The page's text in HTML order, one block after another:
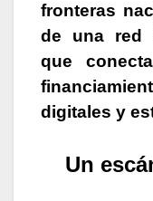
fronteras
de una red
que
digitales y
Un